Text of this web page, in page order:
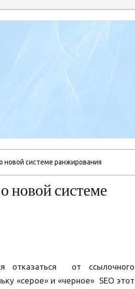
новой системе ранжирования
новой системе
отказаться от ссылочного
«серое» и «черное» SEO этот